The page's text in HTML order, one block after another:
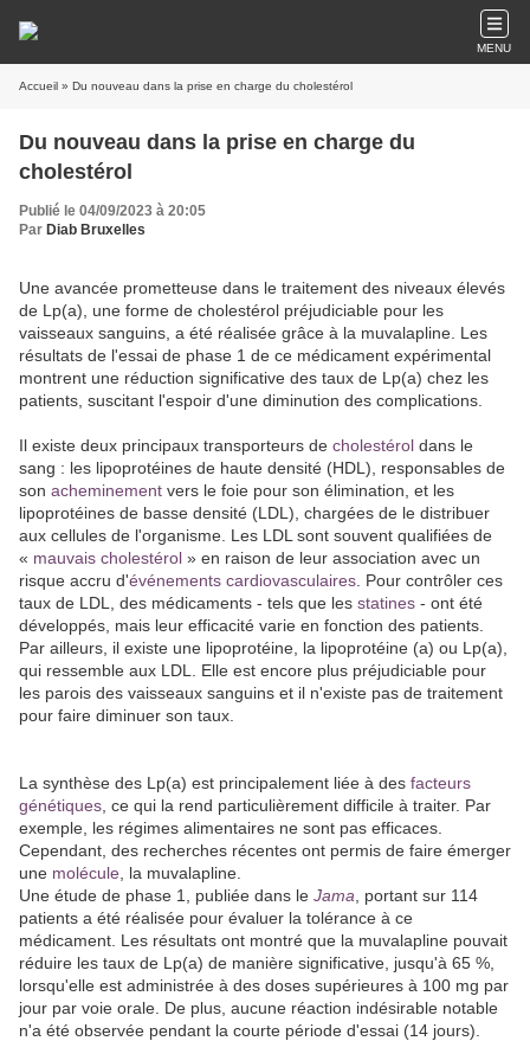
MENU
Accueil » Du nouveau dans la prise en charge du cholestérol
Du nouveau dans la prise en charge du
cholestérol
Publié le 04/09/2023 à 20:05
Par Diab Bruxelles
Une avancée prometteuse dans le traitement des niveaux élevés
de Lp(a), une forme de cholestérol préjudiciable pour les
vaisseaux sanguins, a été réalisée grâce à la muvalapline. Les
résultats de l'essai de phase 1 de ce médicament expérimental
montrent une réduction significative des taux de Lp(a) chez les
patients, suscitant l'espoir d'une diminution des complications.
Il existe deux principaux transporteurs de cholestérol dans le
sang : les lipoprotéines de haute densité (HDL), responsables de
son acheminement vers le foie pour son élimination, et les
lipoprotéines de basse densité (LDL), chargées de le distribuer
aux cellules de l'organisme. Les LDL sont souvent qualifiées de
« mauvais cholestérol » en raison de leur association avec un
risque accru d'événements cardiovasculaires . Pour contrôler ces
taux de LDL, des médicaments - tels que les statines - ont été
développés, mais leur efficacité varie en fonction des patients.
Par ailleurs, il existe une lipoprotéine, la lipoprotéine (a) ou Lp(a),
qui ressemble aux LDL. Elle est encore plus préjudiciable pour
les parois des vaisseaux sanguins et il n'existe pas de traitement
pour faire diminuer son taux.
La synthèse des Lp(a) est principalement liée à des facteurs
génétiques , ce qui la rend particulièrement difficile à traiter. Par
exemple, les régimes alimentaires ne sont pas efficaces.
Cependant, des recherches récentes ont permis de faire émerger
une molécule , la muvalapline.
Une étude de phase 1, publiée dans le Jama , portant sur 114
patients a été réalisée pour évaluer la tolérance à ce
médicament. Les résultats ont montré que la muvalapline pouvait
réduire les taux de Lp(a) de manière significative, jusqu'à 65 %,
lorsqu'elle est administrée à des doses supérieures à 100 mg par
jour par voie orale. De plus, aucune réaction indésirable notable
n'a été observée pendant la courte période d'essai (14 jours).